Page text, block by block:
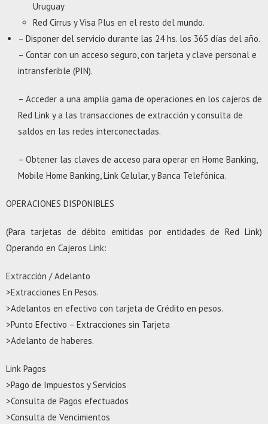
Uruguay
Red Cirrus y Visa Plus en el resto del mundo.
– Disponer del servicio durante las 24 hs. los 365 días del año.
– Contar con un acceso seguro, con tarjeta y clave personal e
intransferible (PIN).
– Acceder a una amplia gama de operaciones en los cajeros de
Red Link y a las transacciones de extracción y consulta de
saldos en las redes interconectadas.
– Obtener las claves de acceso para operar en Home Banking,
Mobile Home Banking, Link Celular, y Banca Telefónica.
OPERACIONES DISPONIBLES
(Para tarjetas de débito emitidas por entidades de Red Link)
Operando en Cajeros Link:
Extracción / Adelanto
>Extracciones En Pesos.
>Adelantos en efectivo con tarjeta de Crédito en pesos.
>Punto Efectivo – Extracciones sin Tarjeta
>Adelanto de haberes.
Link Pagos
>Pago de Impuestos y Servicios
>Consulta de Pagos efectuados
>Consulta de Vencimientos